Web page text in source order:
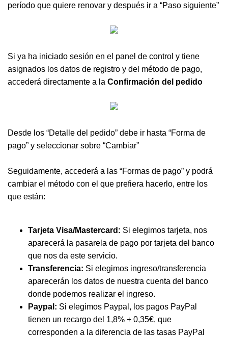
período que quiere renovar y después ir a “Paso siguiente”
Si ya ha iniciado sesión en el panel de control y tiene
asignados los datos de registro y del método de pago,
accederá directamente a la Confirmación del pedido
Desde los “Detalle del pedido” debe ir hasta “Forma de
pago” y seleccionar sobre “Cambiar”
Seguidamente, accederá a las “Formas de pago” y podrá
cambiar el método con el que prefiera hacerlo, entre los
que están:
Tarjeta Visa/Mastercard: Si elegimos tarjeta, nos
aparecerá la pasarela de pago por tarjeta del banco
que nos da este servicio.
Transferencia: Si elegimos ingreso/transferencia
aparecerán los datos de nuestra cuenta del banco
donde podemos realizar el ingreso.
Paypal: Si elegimos Paypal, los pagos PayPal
tienen un recargo del 1,8% + 0,35€, que
corresponden a la diferencia de las tasas PayPal